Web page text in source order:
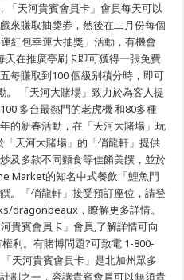
舞
祝
曆
「天河貴賓會員卡」會員每天可以
來賺取抽獎券，然後在二月份每個
紅包幸運大抽獎」活動，有機會
天在推廣亭刷卡即可獲得一張免費
每賺取到100 個級别積分時，即可
。 「天河大賭場」致力於為客人提
多台最熱門的老虎機 和80多種
的新春活動，在「天河大賭場」玩
天河大賭場」的「俏龍軒」提供
及多款不同麵食等佳餚美饌，並於
Market的知名中式餐飲「鯉魚門
。「俏龍軒」接受預訂座位，請登
dragonbeaux，瞭解更多詳情。
貴賓會員卡」會員,了解詳情可向
利。有賭博問題?可致電 1-800-
天河貴賓會員卡」是北加州眾多
劃之一，容讓貴賓會員可以無須貴